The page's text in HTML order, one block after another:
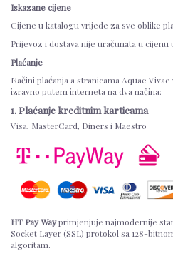
Iskazane cijene
Cijene u katalogu vrijede za sve oblike
Prijevoz i dostava nije uračunata u cijenu
Plaćanje
Načini plaćanja a stranicama Aquae
izravno putem interneta na dva načina:
1. Plaćanje kreditnim karticama
Visa, MasterCard, Diners i Maestro
HT Pay Wayprimjenjuje najmodernije
Socket Layer (SSL) protokol sa 128-
algoritam.